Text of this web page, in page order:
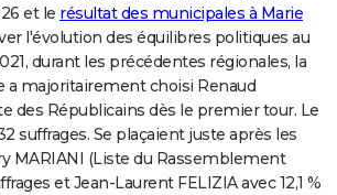
et le résultat des municipales à Marie
l'évolution des équilibres politiques au
durant les précédentes régionales, la
a majoritairement choisi Renaud
des Républicains dès le premier tour. Le
suffrages. Se plaçaient juste après les
MARIANI (Liste du Rassemblement
et Jean-Laurent FELIZIA avec 12,1 %